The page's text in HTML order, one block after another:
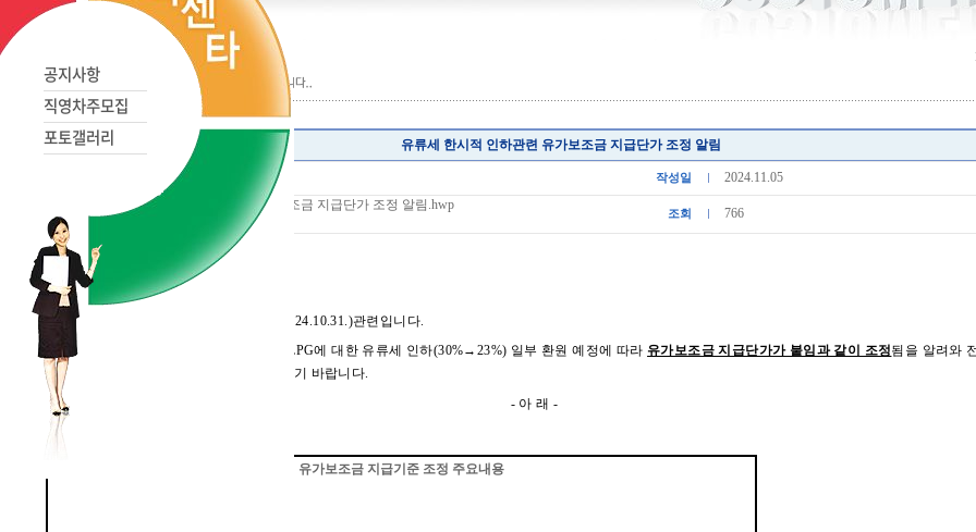
공지사항
직영차주모집
포토갤러리
유류세 한시적 인하관련 유가보조금 지급단가 조정 알림
관리자 작성일 2024.11.05
첨부파일
[붙임] 241031_유가보조금 지급단가 조정 알림.hwp
국토교통부 공문.pdf
조회 766
1.회원님들의 무궁한 발전을 기원합니다
2.
국토교통부 교통서비스정책과 (`24.10.31.)관련입니다
국토교통부에서 LPG에 대한 유류세 인하(30%→ 23%) 일부 환원 예정에 따라 유가보조금 지급단가가 붙임과 같이 조정됨을 알려와
니 각 회원님께서는 관련 업무에 참고하시기 바랍니다.
- 아 래 -
유가보조금 지급기준 조정 주요내용